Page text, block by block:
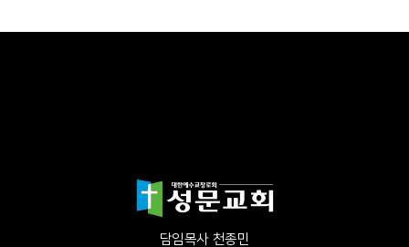
담임목사 천종민